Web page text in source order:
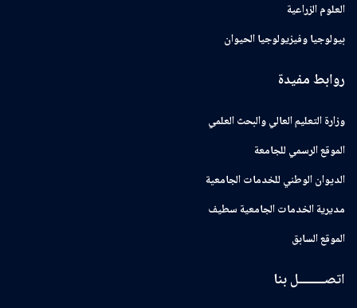
العلوم الزراعية
بيولوجيا وفيزيولوجيا الحيوان
روابط مفيدة
وزارة التعليم العالي والبحث العلمي
الموقع الرسمي للجامعة
ﺍﻟﺪﻳﻮﺍﻥ ﺍﻟﻮﻃﻨﻲ ﻟﻠﺨﺪﻣﺎﺕ ﺍﻟﺠﺎﻣﻌﻴﺔ
مديرية الخدمات الجامعية سطيف
الموقع السابق
اتصــــــــل بنا